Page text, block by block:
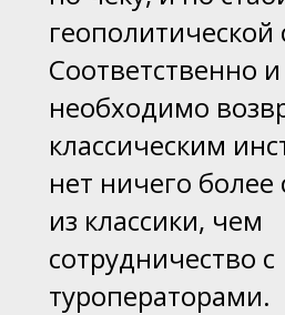
геополитической
Соответственно
необходимо
классическим
нет ничего более
из классики, чем
сотрудничество с
туроператорами.